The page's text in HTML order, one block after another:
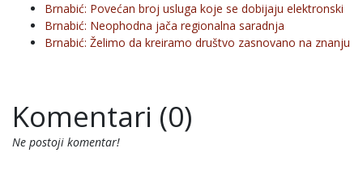
Brnabić: Povećan broj usluga koje se dobijaju elektronski
Brnabić: Neophodna jača regionalna saradnja
Brnabić: Želimo da kreiramo društvo zasnovano na znanju
Komentari (0)
Ne postoji komentar!